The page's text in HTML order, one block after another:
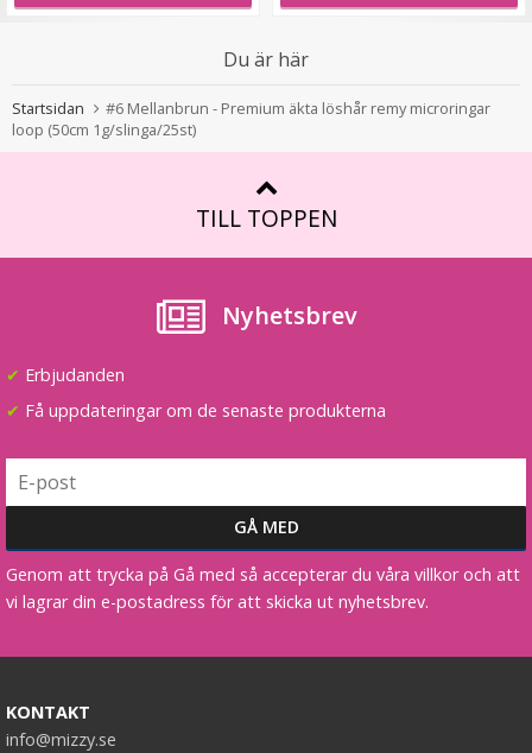
Du är här
Startsidan
#6 Mellanbrun - Premium äkta löshår remy microringar
loop (50cm 1g/slinga/25st)
TILL TOPPEN
Nyhetsbrev
✔ Erbjudanden
✔ Få uppdateringar om de senaste produkterna
Genom att trycka på Gå med så accepterar du våra villkor och att
vi lagrar din e-postadress för att skicka ut nyhetsbrev.
KONTAKT
info@mizzy.se